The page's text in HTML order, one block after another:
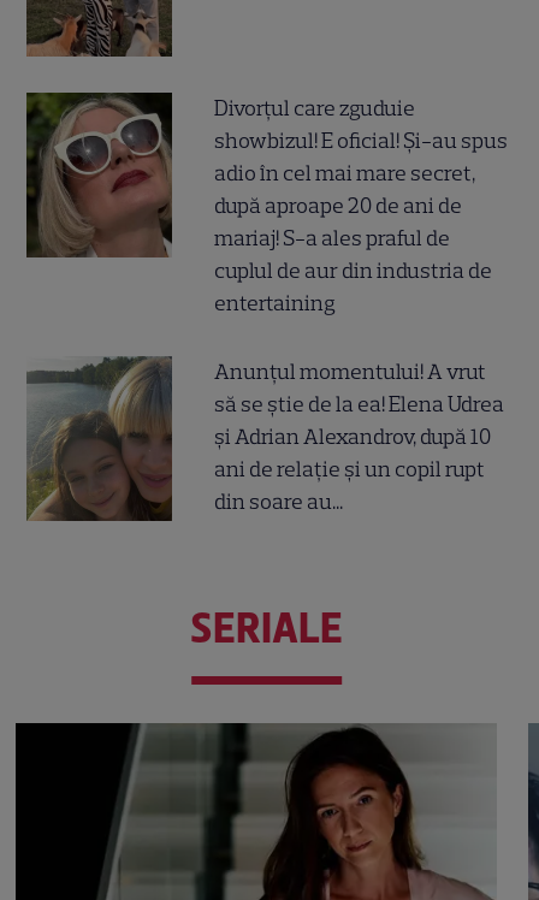
Divorțul care zguduie
showbizul! E oficial! Și-au spus
adio în cel mai mare secret,
după aproape 20 de ani de
mariaj! S-a ales praful de
cuplul de aur din industria de
entertaining
Anunțul momentului! A vrut
să se știe de la ea! Elena Udrea
și Adrian Alexandrov, după 10
ani de relație și un copil rupt
din soare au...
SERIALE